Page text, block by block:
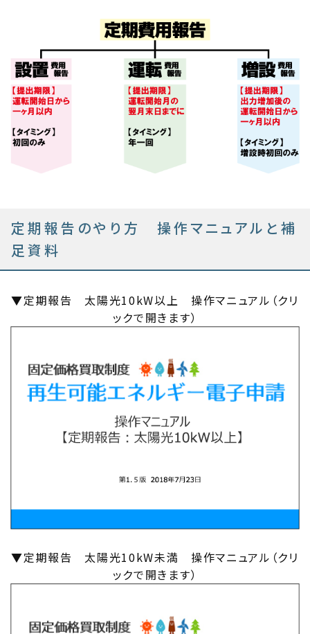
定期報告のやり方 操作マニュアルと補
足資料
▼定期報告 太陽光10kW以上 操作マニュアル（クリ
ックで開きます）
▼定期報告 太陽光10kW未満 操作マニュアル（クリ
ックで開きます）